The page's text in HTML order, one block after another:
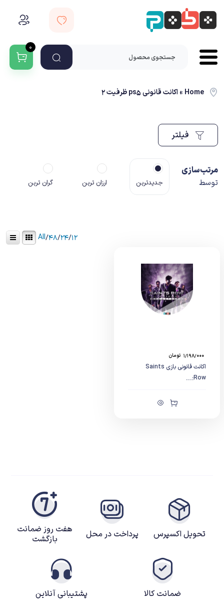
۰
Home
»اکانت قانونی ps5 ظرفیت 2
فیلتر
مرتب‌سازی
توسط
جدیدترین ارزان ترین گران ترین
۱۲/۲۴/۴۸/
All
۱/۱۹۸/۰۰۰ تومان
اکانت قانونی بازی Saints
Row:...
تحویل اکسپرس پرداخت در محل
هفت روز ضمانت
بازگشت
ضمانت کالا پشتیبانی آنلاین